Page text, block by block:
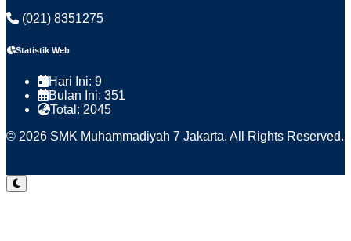
(021) 8351275
Statistik Web
Hari Ini: 9
Bulan Ini: 351
Total: 2045
© 2026 SMK Muhammadiyah 7 Jakarta. All Rights Reserved.